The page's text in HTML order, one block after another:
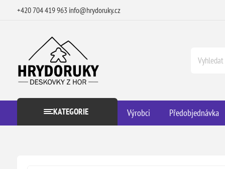
+420 704 419 963 info@hrydoruky.cz
KATEGORIE Výrobci Předobjednávka